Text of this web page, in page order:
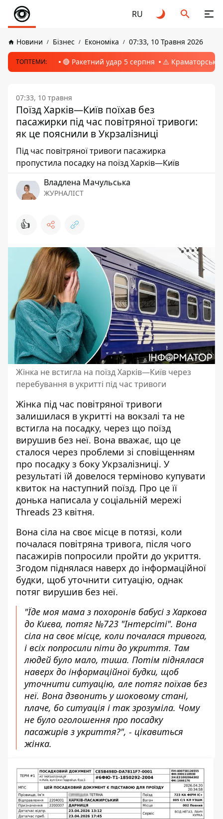
RU
Новини Бізнес Економіка 07:33, 10 Травня 2026
ТОПТЕМИ: 🔴 Ракетний удар 5 серпня ⚠️ Краматорськ,
07:33, 10 травня
Поїзд Харків—Київ поїхав без
пасажирки під час повітряної тривоги:
як це пояснили в Укрзалізниці
Під час повітряної тривоги пасажирка
пропустила посадку на поїзд Харків—Київ
Владлена Мачульська
ЖУРНАЛІСТ
👍
Жінка не встигла на поїзд Харків—Київ через
перебування в укритті під час тривоги
Жінка під час повітряної тривоги
залишилася в укритті на вокзалі та не
встигла на посадку, через що поїзд
вирушив без неї. Вона вважає, що це
сталося через проблеми зі сповіщенням
про посадку з боку Укрзалізниці. У
результаті їй довелося терміново купувати
квиток на наступний поїзд. Про це її
донька написала у соціальній мережі
Threads 23 квітня.
Вона сіла на своє місце в потязі, коли
почалася повітряна тривога, після чого
пасажирів попросили пройти до укриття.
Згодом піднялася наверх до інформаційної
будки, щоб уточнити ситуацію, однак
потяг вирушив без неї.
"Їде моя мама з похоронів бабусі з Харкова
до Києва, потяг №723 "Інтерсіті". Вона
сіла на своє місце, коли почалася тривога,
і всіх попросили піти до укриття. Там
людей було мало, тиша. Потім піднялася
наверх до інформаційної будки, щоб
уточнити ситуацію, але потяг поїхав без
неї. Вона дзвонить у шоковому стані,
плаче, бо ситуація і так зрозуміла. Чому
не було оголошення про посадку
пасажирів з укриття?", - цікавиться
жінка.